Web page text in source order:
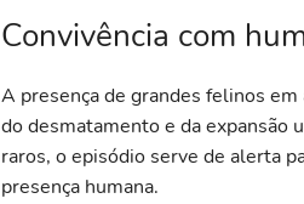
Convivência com
A presença de grandes felinos
do desmatamento e da expansão
raros, o episódio serve de alerta
presença humana.